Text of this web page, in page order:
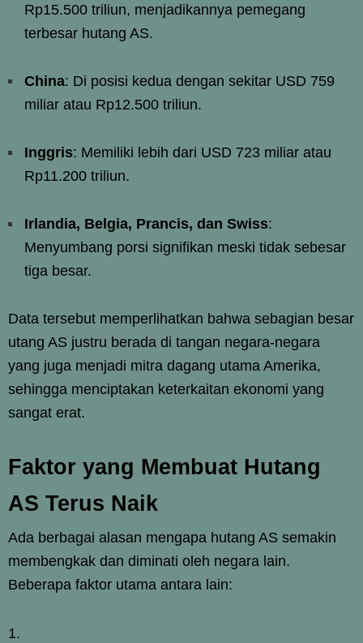
Rp15.500 triliun, menjadikannya pemegang
terbesar hutang AS.
China: Di posisi kedua dengan sekitar USD 759
miliar atau Rp12.500 triliun.
Inggris: Memiliki lebih dari USD 723 miliar atau
Rp11.200 triliun.
Irlandia, Belgia, Prancis, dan Swiss:
Menyumbang porsi signifikan meski tidak sebesar
tiga besar.
Data tersebut memperlihatkan bahwa sebagian besar
utang AS justru berada di tangan negara-negara
yang juga menjadi mitra dagang utama Amerika,
sehingga menciptakan keterkaitan ekonomi yang
sangat erat.
Faktor yang Membuat Hutang
AS Terus Naik
Ada berbagai alasan mengapa hutang AS semakin
membengkak dan diminati oleh negara lain.
Beberapa faktor utama antara lain: